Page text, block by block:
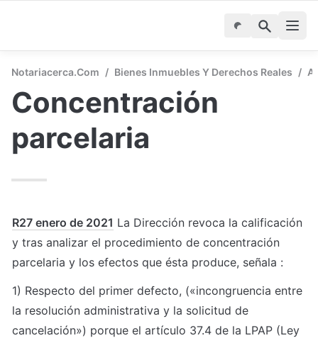
Notariacerca.com / Bienes Inmuebles Y Derechos Reales /
Concentración
parcelaria
R27 enero de 2021 La Dirección revoca la calificación
y tras analizar el procedimiento de concentración
parcelaria y los efectos que ésta produce, señala :
1) Respecto del primer defecto, («incongruencia entre
la resolución administrativa y la solicitud de
cancelación») porque el artículo 37.4 de la LPAP (Ley